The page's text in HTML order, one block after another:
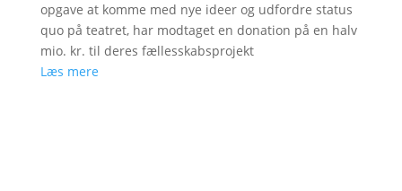
opgave at komme med nye ideer og udfordre status
quo på teatret, har modtaget en donation på en halv
mio. kr. til deres fællesskabsprojekt
Læs mere